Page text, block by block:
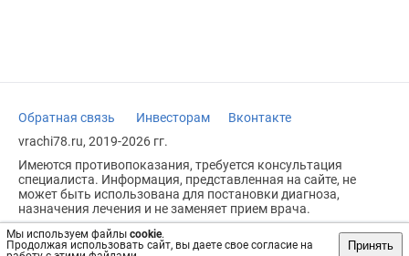
Мы используем файлы cookie.
Продолжая использовать сайт, вы даете свое согласие на
Принять
Обратная связь Инвесторам
Вконтакте
vrachi78.ru, 2019-2026 гг.
Имеются противопоказания, требуется консультация
специалиста. Информация, представленная на сайте, не
может быть использована для постановки диагноза,
назначения лечения и не заменяет прием врача.
Возрастное ограничение: 18+